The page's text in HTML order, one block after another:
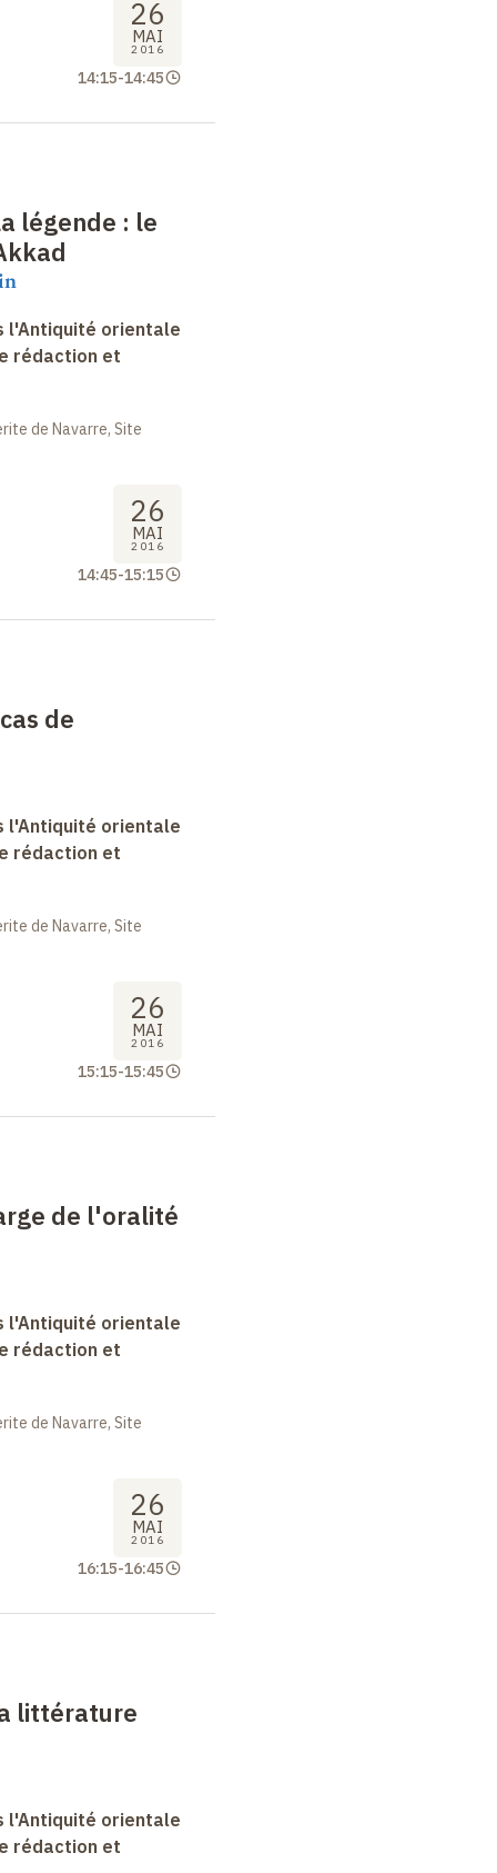
26
MAI
2016
14:15-14:45
légende : le
l'Antiquité orientale
rédaction et
de Navarre, Site
26
MAI
2016
14:45-15:15
de
l'Antiquité orientale
rédaction et
de Navarre, Site
26
MAI
2016
15:15-15:45
de l'oralité
l'Antiquité orientale
rédaction et
de Navarre, Site
26
MAI
2016
16:15-16:45
littérature
l'Antiquité orientale
rédaction et